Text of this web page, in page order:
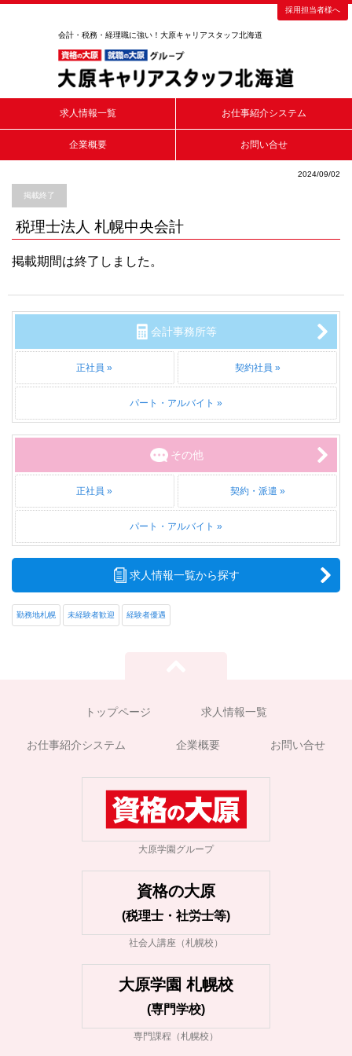
会計・税務・経理職に強い！大原キャリアスタッフ北海道
採用担当者様へ
求人情報一覧 お仕事紹介システム
企業概要 お問い合せ
2024/09/02
掲載終了
税理士法人 札幌中央会計
掲載期間は終了しました。
会計事務所等
正社員 契約社員
パート・アルバイト
その他
正社員 契約・派遣
パート・アルバイト
求人情報一覧から探す
勤務地札幌 未経験者歓迎 経験者優遇
トップページ 求人情報一覧
お仕事紹介システム 企業概要 お問い合せ
大原学園グループ
資格の大原
(税理士・社労士等)
社会人講座（札幌校）
大原学園 札幌校
(専門学校)
専門課程（札幌校）